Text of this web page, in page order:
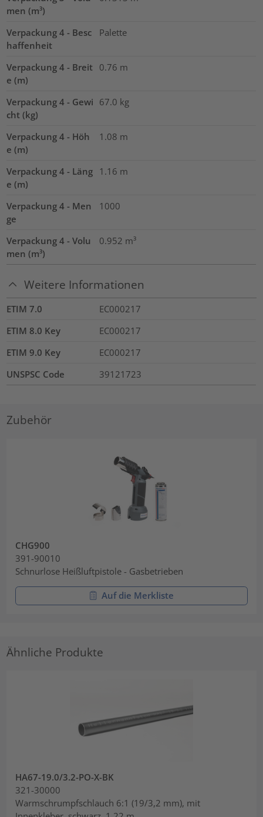
men (m³)
Verpackung 4 - Besc
haffenheit
Palette
Verpackung 4 - Breit
e (m)
0.76 m
Verpackung 4 - Gewi
cht (kg)
67.0 kg
Verpackung 4 - Höh
e (m)
1.08 m
Verpackung 4 - Läng
e (m)
1.16 m
Verpackung 4 - Men
ge
1000
Verpackung 4 - Volu
men (m³)
0.952 m³
Weitere Informationen
ETIM 7.0
EC000217
ETIM 8.0 Key
EC000217
ETIM 9.0 Key
EC000217
UNSPSC Code
39121723
Zubehör
CHG900
391-90010
Schnurlose Heißluftpistole - Gasbetrieben
Auf die Merkliste
Ähnliche Produkte
HA67-19.0/3.2-PO-X-BK
321-30000
Warmschrumpfschlauch 6:1 (19/3,2 mm), mit